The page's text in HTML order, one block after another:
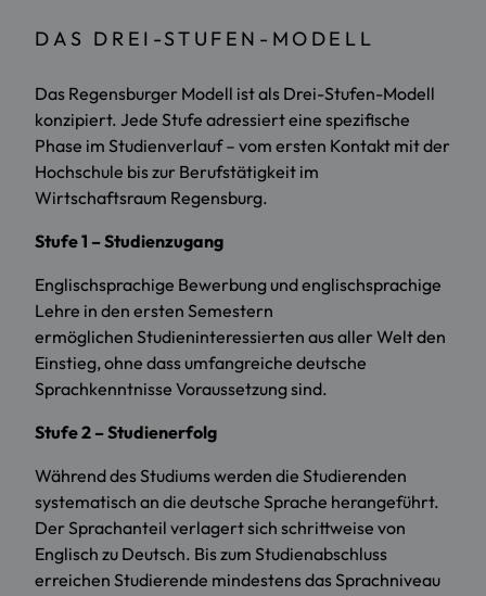
DAS DREI-STUFEN-MODELL
Das Regensburger Modell ist als Drei-Stufen-Modell
konzipiert. Jede Stufe adressiert eine spezifische
Phase im Studienverlauf – vom ersten Kontakt mit der
Hochschule bis zur Berufstätigkeit im
Wirtschaftsraum Regensburg.
Stufe 1 –Studienzugang
Englischsprachige Bewerbung und englischsprachige
Lehre in den ersten Semestern
ermöglichen Studieninteressierten aus aller Welt den
Einstieg, ohne dass umfangreiche deutsche
Sprachkenntnisse Voraussetzung sind.
Stufe 2 –Studienerfolg
Während des Studiums werden die Studierenden
systematisch an die deutsche Sprache herangeführt.
Der Sprachanteil verlagert sich schrittweise von
Englisch zu Deutsch. Bis zum Studienabschluss
erreichen Studierende mindestens das Sprachniveau